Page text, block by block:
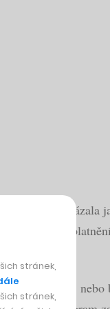
letech ukázala
přičemž
sledujících,
stránek,
stránek,